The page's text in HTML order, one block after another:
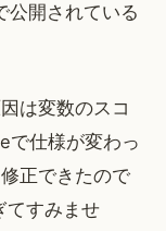
公開されている
は変数のスコ
で仕様が変わっ
正できたので
てすみませ